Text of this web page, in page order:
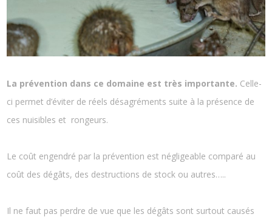
La prévention dans ce domaine est très importante. Celle-
ci permet d’éviter de réels désagréments suite à la présence de
ces nuisibles et rongeurs.
Le coût engendré par la prévention est négligeable comparé au
coût des dégâts, des destructions de stock ou autres…..
Il ne faut pas perdre de vue que les dégâts sont surtout causés